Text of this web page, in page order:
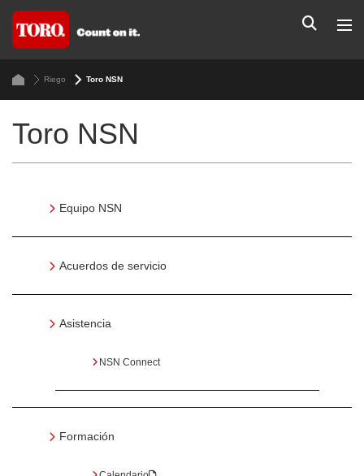
Riego Toro NSN
Toro NSN
Equipo NSN
Acuerdos de servicio
Asistencia
NSN Connect
Formación